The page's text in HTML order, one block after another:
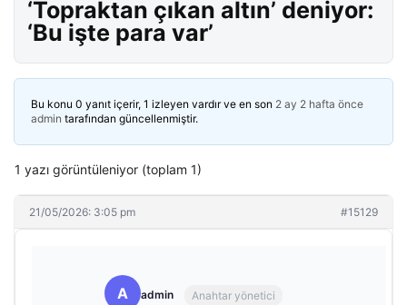
‘Topraktan çıkan altın’ deniyor:
‘Bu işte para var’
Bu konu 0 yanıt içerir, 1 izleyen vardır ve en son 2 ay 2 hafta önce
admin tarafından güncellenmiştir.
1 yazı görüntüleniyor (toplam 1)
21/05/2026: 3:05 pm #15129
A admin Anahtar yönetici